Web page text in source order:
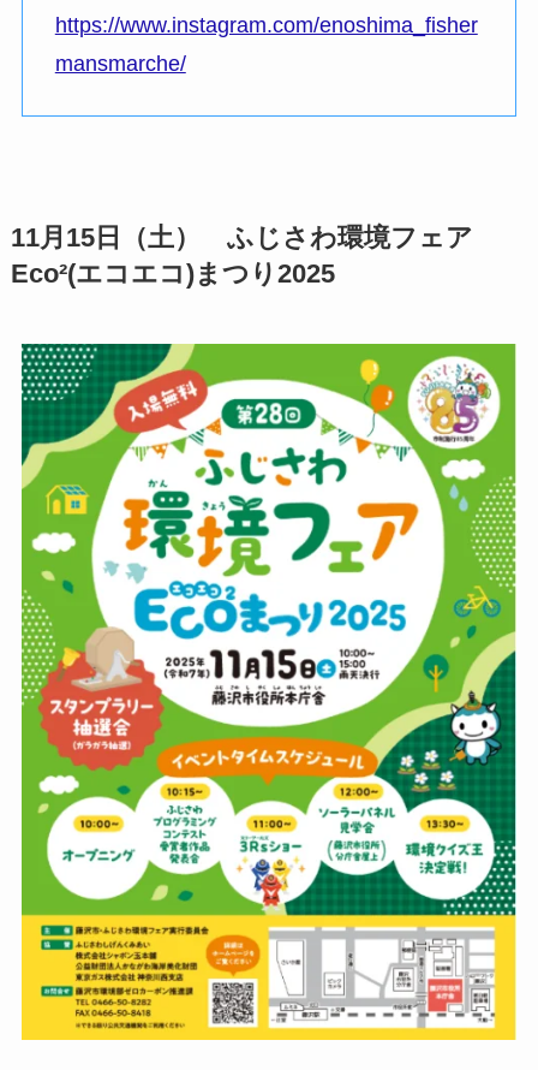
https://www.instagram.com/enoshima_fisher
mansmarche/
11月15日（土） ふじさわ環境フェア
Eco²(エコエコ)まつり2025